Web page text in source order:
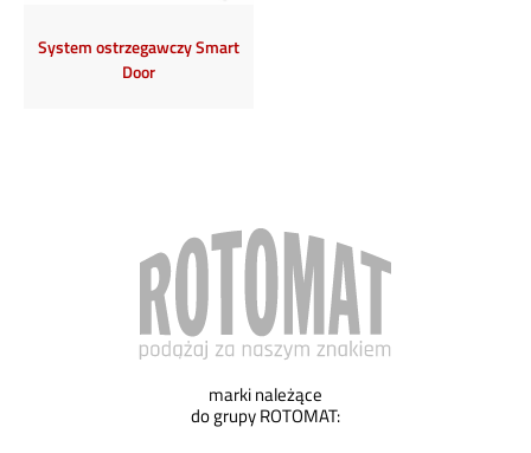
System ostrzegawczy Smart
Door
marki należące
do grupy ROTOMAT: